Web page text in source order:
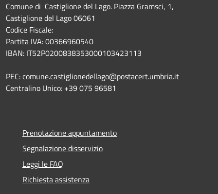
Comune di Castiglione del Lago. Piazza Gramsci, 1,
Castiglione del Lago 06061
Codice Fiscale:
Partita IVA: 00366960540
IBAN: IT52P0200838353000103423113
PEC: comune.castiglionedellago@postacert.umbria.it
Centralino Unico: +39 075 96581
Prenotazione appuntamento
Segnalazione disservizio
Leggi le FAQ
Richiesta assistenza